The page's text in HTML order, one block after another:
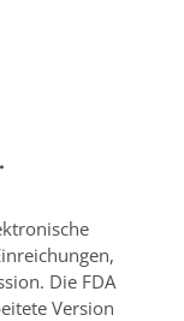
Die FDA
Version